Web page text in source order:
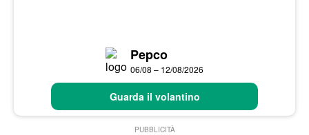
Pepco
06/08 – 12/08/2026
Guarda il volantino
PUBBLICITÀ